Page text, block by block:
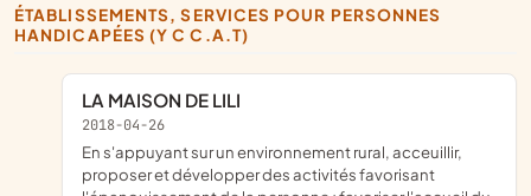
ÉTABLISSEMENTS, SERVICES POUR PERSONNES
HANDICAPÉES (Y C C.A.T)
LA MAISON DE LILI
2018-04-26
en s'appuyant sur un environnement rural, acceuillir,
proposer et développer des activités favorisant